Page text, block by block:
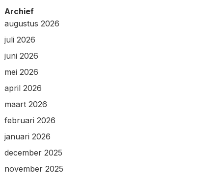
Archief
augustus 2026
juli 2026
juni 2026
mei 2026
april 2026
maart 2026
februari 2026
januari 2026
december 2025
november 2025